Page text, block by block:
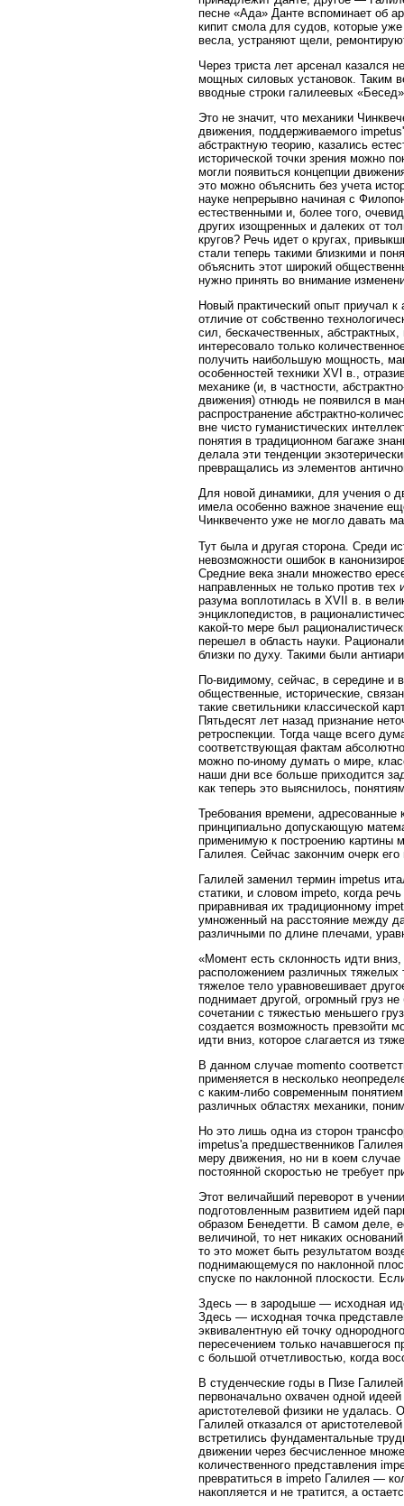
песне «Ада» Данте вспоминает об
кипит смола для судов, которые
весла, устраняют щели,
Через триста лет арсенал казался
мощных силовых установок. Таким
вводные строки галилеевых
Это не значит, что механики
движения, поддерживаемого
абстрактную теорию, казались
исторической точки зрения можно
могли появиться концепции
это можно объяснить без учета
науке непрерывно начиная с
естественными и, более того,
других изощренных и далеких от
кругов? Речь идет о кругах,
стали теперь такими близкими и
объяснить этот широкий
нужно принять во внимание
Новый практический опыт приучал
отличие от собственно
сил, бескачественных,
интересовало только
получить наибольшую мощность,
особенностей техники XVI в.,
механике (и, в частности,
движения) отнюдь не появился в
распространение абстрактно-
вне чисто гуманистических
понятия в традиционном багаже
делала эти тенденции
превращались из элементов
Для новой динамики, для учения о
имела особенно важное значение
Чинквеченто уже не могло давать
Тут была и другая сторона. Среди
невозможности ошибок в
Средние века знали множество
направленных не только против
разума воплотилась в XVII в. в
энциклопедистов, в
какой-то мере был
перешел в область науки.
близки по духу. Такими были
По-видимому, сейчас, в середине и
общественные, исторические,
такие светильники классической
Пятьдесят лет назад признание
ретроспекции. Тогда чаще всего
соответствующая фактам
можно по-иному думать о мире,
наши дни все больше приходится
как теперь это выяснилось,
Требования времени,
принципиально допускающую
применимую к построению картины
Галилея. Сейчас закончим очерк
Галилей заменил термин impetus
статики, и словом impeto, когда
приравнивая их традиционному
умноженный на расстояние между
различными по длине плечами,
«Момент есть склонность идти
расположением различных тяжелых
тяжелое тело уравновешивает
поднимает другой, огромный груз
сочетании с тяжестью меньшего
создается возможность превзойти
идти вниз, которое слагается из
В данном случае momento
применяется в несколько
с каким-либо современным
различных областях механики,
Но это лишь одна из сторон
impetus'а предшественников
меру движения, но ни в коем случае
постоянной скоростью не требует
Этот величайший переворот в
подготовленным развитием идей
образом Бенедетти. В самом деле,
величиной, то нет никаких
то это может быть результатом
поднимающемуся по наклонной
спуске по наклонной плоскости.
Здесь — в зародыше — исходная
Здесь — исходная точка
эквивалентную ей точку
пересечением только начавшегося
с большой отчетливостью, когда
В студенческие годы в Пизе
первоначально охвачен одной
аристотелевой физики не удалась.
Галилей отказался от
встретились фундаментальные
движении через бесчисленное
количественного представления
превратиться в impeto Галилея —
накопляется и не тратится, а